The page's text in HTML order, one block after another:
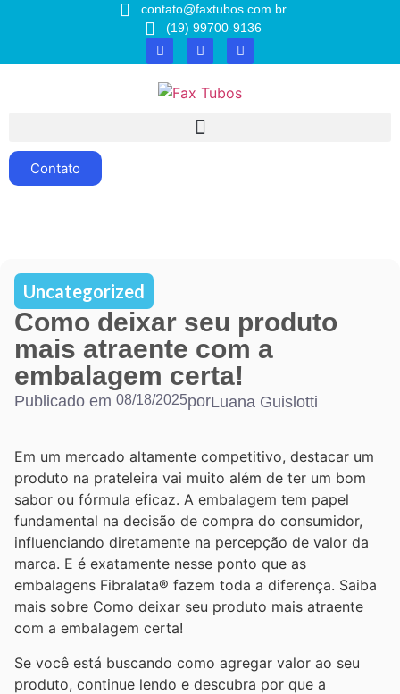
contato@faxtubos.com.br
(19) 99700-9136
Contato
Uncategorized
Como deixar seu produto
mais atraente com a
embalagem certa!
Publicado em 08/18/2025porLuana Guislotti
Em um mercado altamente competitivo, destacar um
produto na prateleira vai muito além de ter um bom
sabor ou fórmula eficaz. A embalagem tem papel
fundamental na decisão de compra do consumidor,
influenciando diretamente na percepção de valor da
marca. E é exatamente nesse ponto que as
embalagens Fibralata® fazem toda a diferença. Saiba
mais sobre Como deixar seu produto mais atraente
com a embalagem certa!
Se você está buscando como agregar valor ao seu
produto, continue lendo e descubra por que a